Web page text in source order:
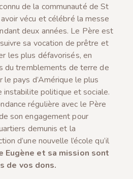
de la communauté de St
vécu et célébré la messe
deux années. Le Père est
sa vocation de prêtre et
les plus défavorisés, en
du tremblements de terre de
pays d’Amérique le plus
instabilite politique et sociale.
régulière avec le Père
son engagement pour
demunis et la
d’une nouvelle l’école qu’il
Eugène et sa mission sont
de vos dons.